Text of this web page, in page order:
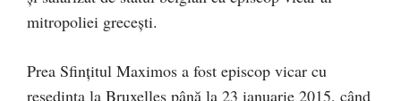
mitropoliei grecești.
Prea Sfințitul Maximos a fost episcop vicar cu
reședința la Bruxelles până la 23 ianuarie 2015, când